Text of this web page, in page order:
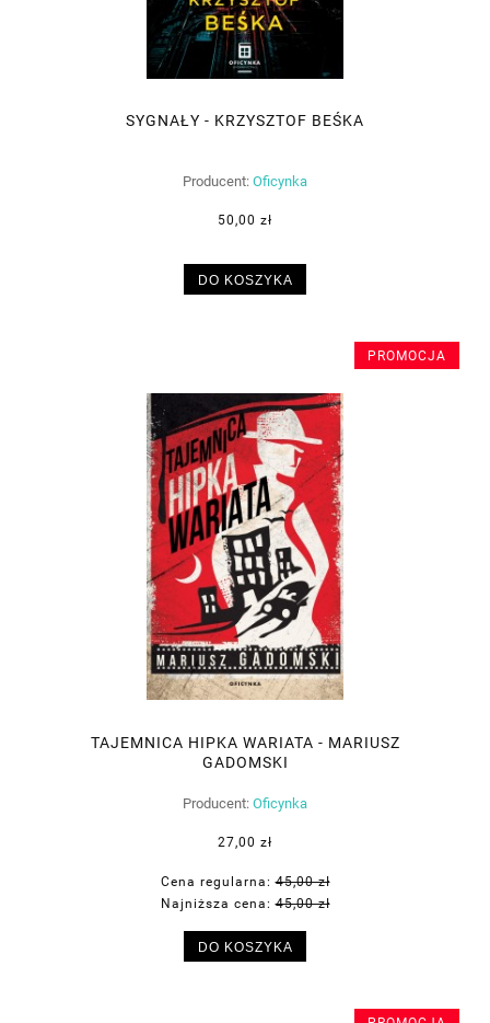
SYGNAŁY - KRZYSZTOF BEŚKA
Producent: Oficynka
50,00 zł
DO KOSZYKA
TAJEMNICA HIPKA WARIATA - MARIUSZ
GADOMSKI
Producent: Oficynka
27,00 zł
Cena regularna:45,00 zł
Najniższa cena:45,00 zł
DO KOSZYKA
PROMOCJA